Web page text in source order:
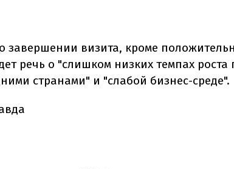
завершении визита, кроме
речь о "слишком низких темпах роста
странами" и "слабой бизнес-среде".